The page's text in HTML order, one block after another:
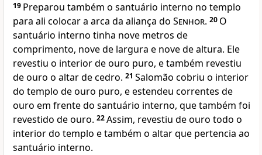
19 Preparou também o santuário interno no templo
para ali colocar a arca da aliança do Senhor. 20 O
santuário interno tinha nove metros de
comprimento, nove de largura e nove de altura. Ele
revestiu o interior de ouro puro, e também revestiu
de ouro o altar de cedro. 21 Salomão cobriu o interior
do templo de ouro puro, e estendeu correntes de
ouro em frente do santuário interno, que também foi
revestido de ouro. 22Assim, revestiu de ouro todo o
interior do templo e também o altar que pertencia ao
santuário interno.